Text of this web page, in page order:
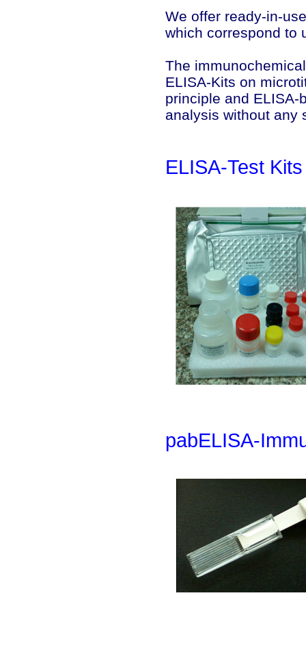
We offer ready-in-
which correspond to
The
ELISA-Kits on
principle and ELISA-
analysis without any
ELISA-Test Kits
pabELISA-